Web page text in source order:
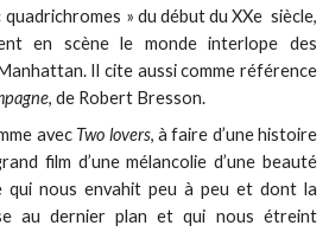
quadrichromes » du début du XXe siècle,
en scène le monde interlope des
Il cite aussi comme référence
, de Robert Bresson.
avec Two lovers, à faire d’une histoire
film d’une mélancolie d’une beauté
qui nous envahit peu à peu et dont la
au dernier plan et qui nous étreint